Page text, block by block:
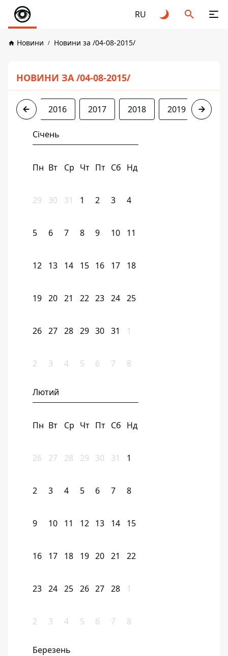
RU
Новини Новини за /04-08-2015/
НОВИНИ ЗА /04-08-2015/
2015 2016 2017 2018 2019 2020
Січень
Пн Вт Ср Чт Пт Сб Нд
29 30 31 1 2 3 4
5 6 7 8 9 10 11
12 13 14 15 16 17 18
19 20 21 22 23 24 25
26 27 28 29 30 31 1
2 3 4 5 6 7 8
Лютий
Пн Вт Ср Чт Пт Сб Нд
26 27 28 29 30 31 1
2 3 4 5 6 7 8
9 10 11 12 13 14 15
16 17 18 19 20 21 22
23 24 25 26 27 28 1
2 3 4 5 6 7 8
Березень